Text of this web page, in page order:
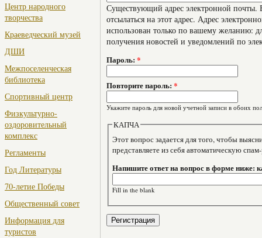
Центр народного
творчества
Краеведческий музей
ДШИ
Межпоселенческая
библиотека
Спортивный центр
Физкультурно-
оздоровительный
комплекс
Регламенты
Год Литературы
70-летие Победы
Общественный совет
Информация для
туристов
Существующий адрес электронной почты.
отсылаться на этот адрес. Адрес
использован только по вашему желанию:
получения новостей и уведомлений по
Пароль: *
Повторите пароль: *
Укажите пароль для новой учетной записи в обоих
КАПЧА
Этот вопрос задается для того, чтобы выяснить,
представляете из себя автоматическую
Напишите ответ на вопрос в форме ниже:
Fill in the blank